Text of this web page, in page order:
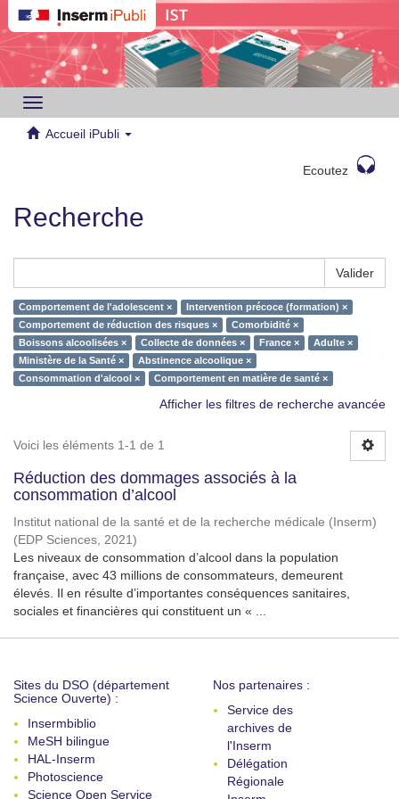
Toggle
navigation
Accueil iPubli
Ecoutez
Recherche
Valider
Comportement de l'adolescent ×
Intervention précoce (formation) ×
Comportement de réduction des risques ×
Comorbidité ×
Boissons alcoolisées ×
Collecte de données × France ×
Adulte ×
Ministère de la Santé ×
Abstinence alcoolique ×
Consommation d'alcool ×
Comportement en matière de santé ×
Afficher les filtres de recherche avancée
Voici les éléments 1-1 de 1
Réduction des dommages associés à la
consommation d’alcool
Institut national de la santé et de la recherche médicale (Inserm)
(EDP Sciences, 2021)
Les niveaux de consommation d’alcool dans la population
française, avec 43 millions de consommateurs, demeurent
élevés. Il en résulte d’importantes conséquences sanitaires,
sociales et financières qui constituent un « ...
Sites du DSO (département
Science Ouverte) :
Insermbiblio
MeSH bilingue
HAL-Inserm
Photoscience
Science Open Service
Nos partenaires :
Service des
archives de
l'Inserm
Délégation
Régionale